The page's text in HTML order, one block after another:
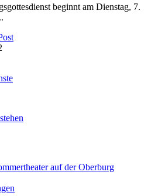
beginnt am Dienstag, 7.